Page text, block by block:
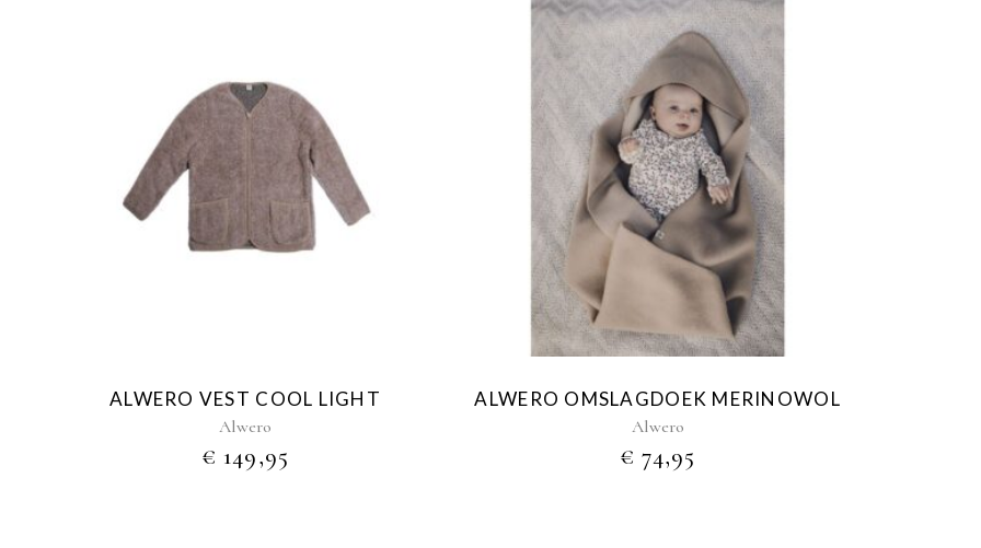
ALWERO VEST COOL LIGHT
Alwero
€ 149,95
ALWERO OMSLAGDOEK MERINOWOL
Alwero
€ 74,95